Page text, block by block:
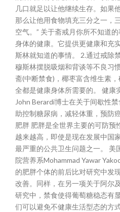
几口就足以让他继续生存。如果
那么让他用食物填充三分之一，
空气。” 关于斋戒月你所不知道
身体的健康。它提供更健康和充
斯林就知道的事情。 2.通过戒除
穆斯林摆脱吸烟和背谈等不良习
斋(中断禁食)，椰枣富含维生素
全都是健康身体所需要的。 健康
John Berardi博士在关于间歇性
助控制糖尿病，减轻体重，预防
肥胖 肥胖是全世界主要的可防预
越来越高，即使是现在发展中国
最严重的公共卫生问题之一。 美
院营养系Mohammad Yawar
的肥胖个体的前后比对研究中发
改善。同样，在另一项关于阿尔
研究中，禁食使得葡萄糖稳态有
们可以避免不健康生活型态的方